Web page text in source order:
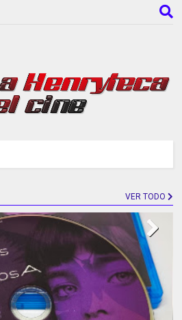
VER TODO